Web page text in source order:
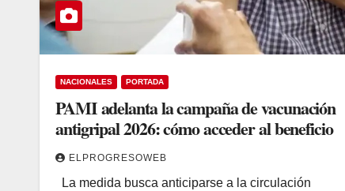
NACIONALES PORTADA
PAMI adelanta la campaña de vacunación
antigripal 2026: cómo acceder al beneficio
ELPROGRESOWEB
La medida busca anticiparse a la circulación